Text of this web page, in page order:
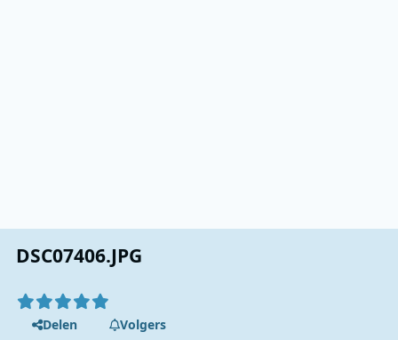
DSC07406.JPG
Delen
Volgers